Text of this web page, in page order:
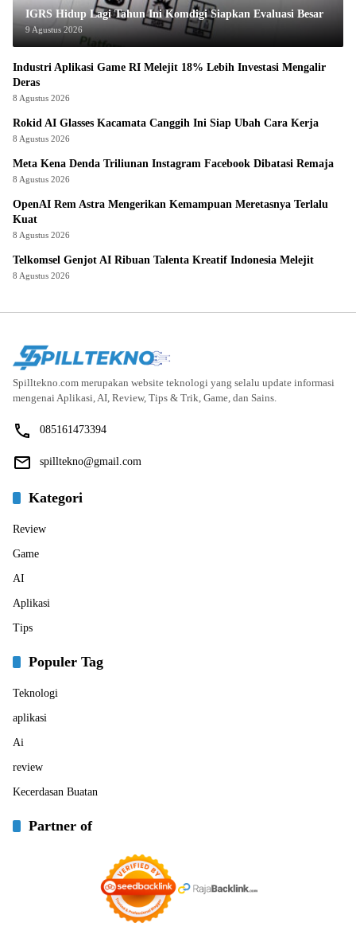
IGRS Hidup Lagi Tahun Ini Komdigi Siapkan Evaluasi Besar
9 Agustus 2026
Industri Aplikasi Game RI Melejit 18% Lebih Investasi Mengalir
Deras
8 Agustus 2026
Rokid AI Glasses Kacamata Canggih Ini Siap Ubah Cara Kerja
8 Agustus 2026
Meta Kena Denda Triliunan Instagram Facebook Dibatasi Remaja
8 Agustus 2026
OpenAI Rem Astra Mengerikan Kemampuan Meretasnya Terlalu
Kuat
8 Agustus 2026
Telkomsel Genjot AI Ribuan Talenta Kreatif Indonesia Melejit
8 Agustus 2026
Spilltekno.com merupakan website teknologi yang selalu update informasi
mengenai Aplikasi, AI, Review, Tips & Trik, Game, dan Sains.
085161473394
spilltekno@gmail.com
Kategori
Review
Game
AI
Aplikasi
Tips
Populer Tag
Teknologi
aplikasi
Ai
review
Kecerdasan Buatan
Partner of